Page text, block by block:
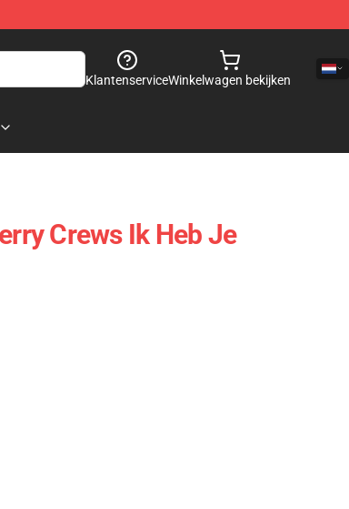
KlantenserviceWinkelwagen bekijken
Crews Ik Heb Je